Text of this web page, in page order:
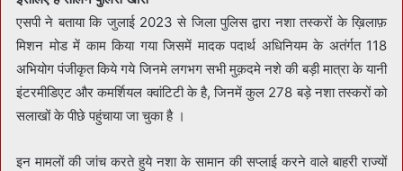
एसपी ने बताया कि जुलाई 2023 से जिला पुलिस द्वारा नशा तस्करों के ख़िलाफ़
मिशन मोड में काम किया गया जिसमें मादक पदार्थ अधिनियम के अतंर्गत 118
अभियोग पंजीकृत किये गये जिनमे लगभग सभी मुक़दमे नशे की बड़ी मात्रा के यानी
इंटरमीडिएट और कमर्शियल क्वांटिटी के है, जिनमें कुल 278 बड़े नशा तस्करों को
सलाखों के पीछे पहुंचाया जा चुका है ।
इन मामलों की जांच करते हुये नशा के सामान की सप्लाई करने वाले बाहरी राज्यों